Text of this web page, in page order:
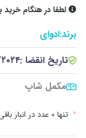
لطفا در هنگام
برند:ادوای
تاریخ انقضا :۰۷/
مکمل شاپ
• تنها 0 عدد در انبار باقی مانده